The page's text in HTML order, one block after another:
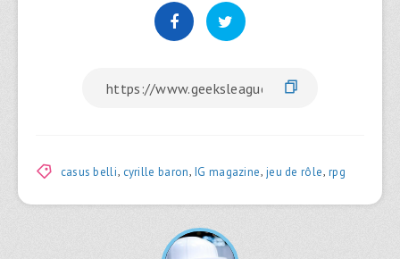
casus belli, cyrille baron,IG magazine, jeu de rôle, rpg